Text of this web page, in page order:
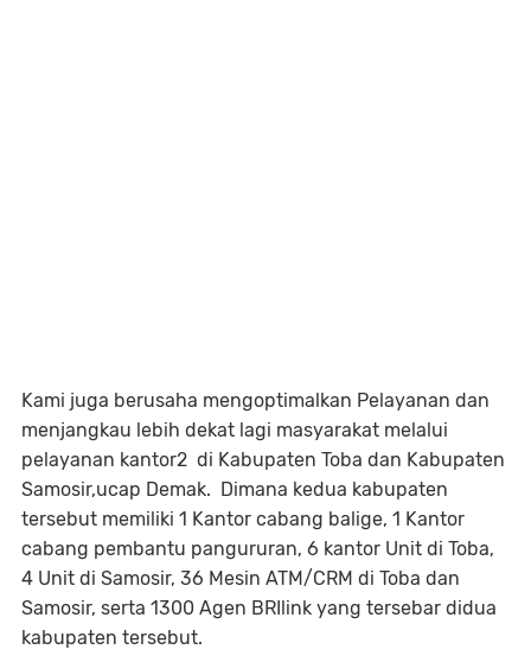
Kami juga berusaha mengoptimalkan Pelayanan dan
menjangkau lebih dekat lagi masyarakat melalui
pelayanan kantor2 di Kabupaten Toba dan Kabupaten
Samosir,ucap Demak. Dimana kedua kabupaten
tersebut memiliki 1 Kantor cabang balige, 1 Kantor
cabang pembantu pangururan, 6 kantor Unit di Toba,
4 Unit di Samosir, 36 Mesin ATM/CRM di Toba dan
Samosir, serta 1300 Agen BRIlink yang tersebar didua
kabupaten tersebut.